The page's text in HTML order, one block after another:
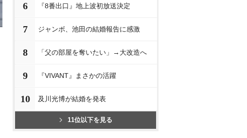
6 『8番出口』地上波初放送決定
7 ジャンボ、池田の結婚報告に感激
8 「父の部屋を奪いたい」→大改造へ
9 『VIVANT』まさかの活躍
10 及川光博が結婚を発表
11位以下を見る